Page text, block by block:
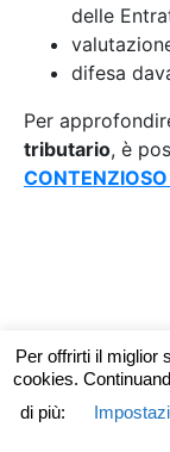
delle
difesa
Per
tributario, è
Per offrirti il miglior
cookies.
di più: